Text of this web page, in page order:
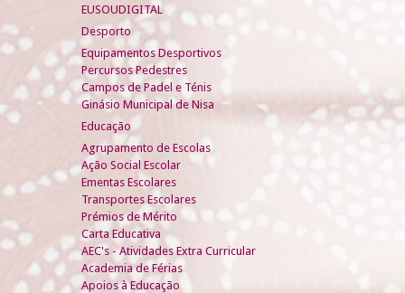
EUSOUDIGITAL
Desporto
Equipamentos Desportivos
Percursos Pedestres
Campos de Padel e Ténis
Ginásio Municipal de Nisa
Educação
Agrupamento de Escolas
Ação Social Escolar
Ementas Escolares
Transportes Escolares
Prémios de Mérito
Carta Educativa
AEC's - Atividades Extra Curricular
Academia de Férias
Apoios à Educação